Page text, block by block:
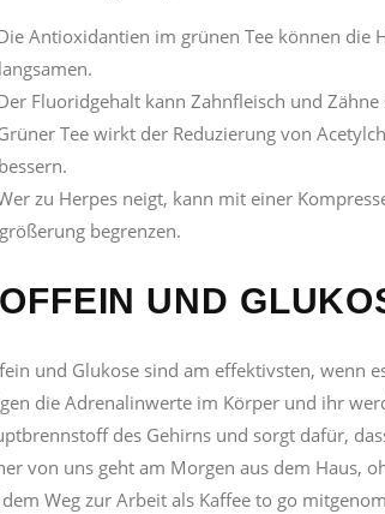
Antioxidantien im grünen Tee können die
Fluoridgehalt kann Zahnfleisch und
Tee wirkt der Reduzierung von
zu Herpes neigt, kann mit einer
begrenzen.
UND
und Glukose sind am effektivsten, wenn
die Adrenalinwerte im Körper und ihr
des Gehirns und sorgt dafür,
von uns geht am Morgen aus dem Haus,
Weg zur Arbeit als Kaffee to go